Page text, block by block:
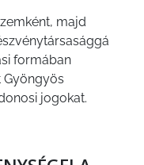
majd
formában
Gyöngyös
jogokat.